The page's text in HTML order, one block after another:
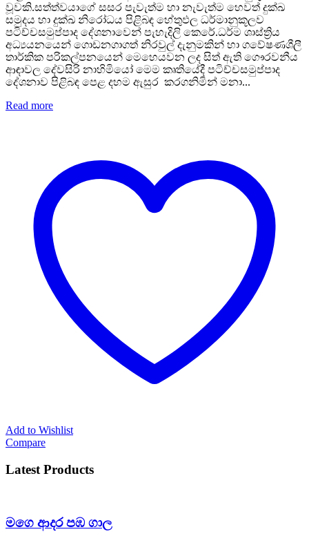
වූවකි.සත්ත්වයාගේ සසර පැවැත්ම හා නැවැත්ම හෙවත් දුක්ඛ
සමුදය හා දුක්ඛ නිරෝධය පිළිබඳ හේතුඵල ධර්මානුකූලව
පටිච්චසමුප්පාද දේශනාවෙන් පැහැදිලි කෙරේ.ධර්ම ශාස්ත්‍රිය
අධ්‍යයනයෙන් ගොඩනගාගත් නිරවුල් දැනුමකින් හා ගවේෂණශීලී
තාර්කික පරිකල්පනයෙන් මෙහෙයවන ලද සිත් ඇති ගෞරවනීය
ආඳාවල දේවසිරි නාහිමියෝ මෙම කෘතියේදී පටිච්චසමුප්පාද
දේශනාව පිළිබඳ පෙළ දහම ඇසුර කරගනිමින් මනා...
Read more
Add to Wishlist
Compare
Latest Products
මගෙ ආදර පඹ ගාල